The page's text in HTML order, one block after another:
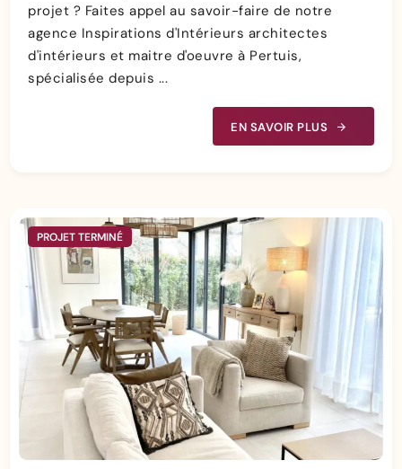
projet ? Faites appel au savoir-faire de notre
agence Inspirations d'Intérieurs architectes
d'intérieurs et maitre d'oeuvre à Pertuis,
spécialisée depuis ...
EN SAVOIR PLUS
PROJET TERMINÉ